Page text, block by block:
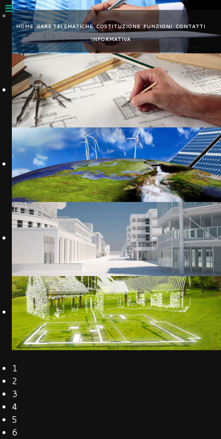
Nota:
questo
sito
Web
include
sistema
accessibilità.
HOME GARE TELEMATICHE COSTITUZIONE FUNZIONI CONTATTI
INFORMATIVA
1
2
3
4
5
6